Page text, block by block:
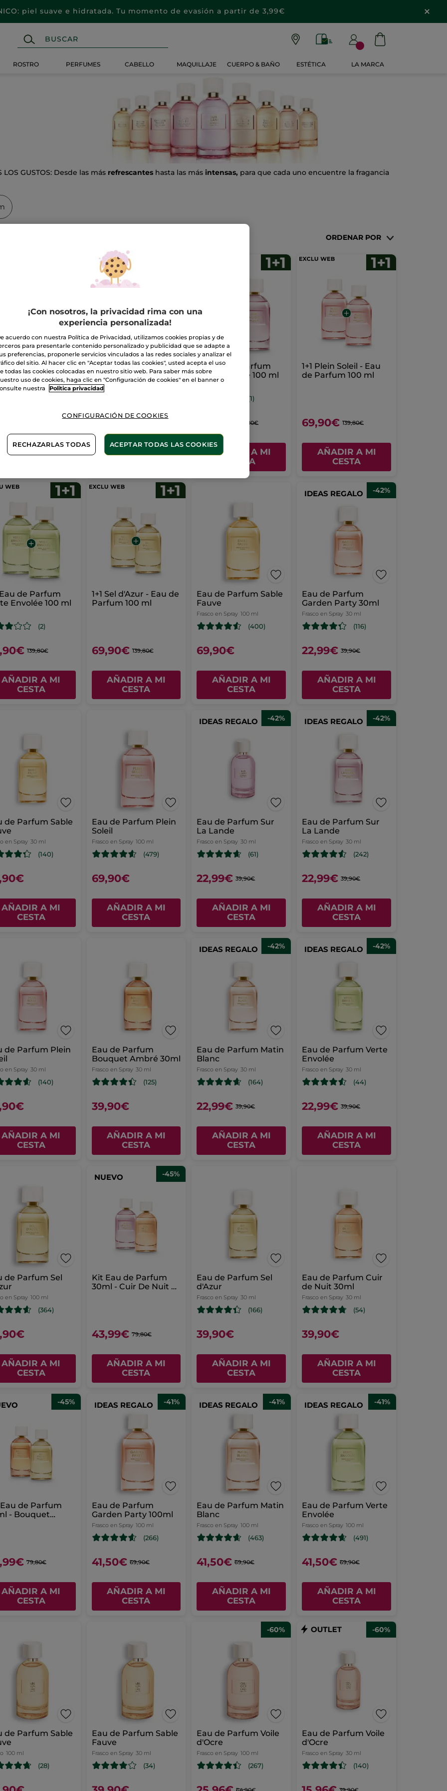
piel suave e hidratada. Tu momento de evasión a partir de 3,99€
ROSTRO PERFUMES CABELLO MAQUILLAJE CUERPO & BAÑO ESTÉTICA LA MARCA
LOS GUSTOS: Desde las más refrescantes hasta las más intensas, para que cada uno encuentre la fragancia
ORDENAR POR
de Parfum
Ambré
en Spray 100 ml
AÑADIR A MI
Eau de Parfum Cuir
de Nuit 100ml
Frasco en Spray
69,90€
AÑADIR A MI
1+1 Eau de Parfum
Sur La Lande 100 ml
(1)
139,80€
AÑADIR A MI
CESTA
1+1 Plein Soleil - Eau
de Parfum 100 ml
69,90€ 139,80€
AÑADIR A MI
CESTA
Eau de Parfum
Envolée 100 ml
(2)
139,80€
AÑADIR A MI
CESTA
1+1 Sel d'Azur - Eau de
Parfum 100 ml
69,90€ 139,80€
AÑADIR A MI
CESTA
Eau de Parfum Sable
Fauve
Frasco en Spray 100 ml
(400)
69,90€
AÑADIR A MI
CESTA
IDEAS REGALO -42%
Eau de Parfum
Garden Party 30ml
Frasco en Spray 30 ml
(116)
22,99€ 39,90€
AÑADIR A MI
CESTA
de Parfum Sable
en Spray 30 ml
(140)
AÑADIR A MI
CESTA
Eau de Parfum Plein
Soleil
Frasco en Spray 100 ml
(479)
69,90€
AÑADIR A MI
CESTA
IDEAS REGALO -42%
Eau de Parfum Sur
La Lande
Frasco en Spray 30 ml
(61)
22,99€ 39,90€
AÑADIR A MI
CESTA
IDEAS REGALO -42%
Eau de Parfum Sur
La Lande
Frasco en Spray 30 ml
(242)
22,99€ 39,90€
AÑADIR A MI
CESTA
de Parfum Plein
en Spray 30 ml
(140)
AÑADIR A MI
CESTA
Eau de Parfum
Bouquet Ambré 30ml
Frasco en Spray 30 ml
(125)
39,90€
AÑADIR A MI
CESTA
IDEAS REGALO -42%
Eau de Parfum Matin
Blanc
Frasco en Spray 30 ml
(164)
22,99€ 39,90€
AÑADIR A MI
CESTA
IDEAS REGALO -42%
Eau de Parfum Verte
Envolée
Frasco en Spray 30 ml
(44)
22,99€ 39,90€
AÑADIR A MI
CESTA
de Parfum Sel
en Spray 100 ml
(364)
AÑADIR A MI
CESTA
NUEVO -45%
Kit Eau de Parfum
30ml - Cuir De Nuit &
43,99€ 79,80€
AÑADIR A MI
CESTA
Eau de Parfum Sel
d'Azur
Frasco en Spray 30 ml
(166)
39,90€
AÑADIR A MI
CESTA
Eau de Parfum Cuir
de Nuit 30ml
Frasco en Spray 30 ml
(54)
39,90€
AÑADIR A MI
CESTA
-45%
de Parfum
- Bouquet
79,80€
AÑADIR A MI
CESTA
IDEAS REGALO -41%
Eau de Parfum
Garden Party 100ml
Frasco en Spray 100 ml
(266)
41,50€ 69,90€
AÑADIR A MI
CESTA
IDEAS REGALO -41%
Eau de Parfum Matin
Blanc
Frasco en Spray 100 ml
(463)
41,50€ 69,90€
AÑADIR A MI
CESTA
IDEAS REGALO -41%
Eau de Parfum Verte
Envolée
Frasco en Spray 100 ml
(491)
41,50€ 69,90€
AÑADIR A MI
CESTA
de Parfum Sable
100 ml
(28)
Eau de Parfum Sable
Fauve
Frasco en Spray 30 ml
(34)
-60%
Eau de Parfum Voile
d'Ocre
Frasco en Spray 100 ml
(267)
-60%
Eau de Parfum Voile
d'Ocre
Frasco en Spray 30 ml
(140)
¡Con nosotros, la privacidad rima con una
experiencia personalizada!
acuerdo con nuestra Política de Privacidad, utilizamos cookies propias y de
para presentarle contenido personalizado y publicidad que se adapte a
preferencias, proponerle servicios vinculados a las redes sociales y analizar el
del sitio. Al hacer clic en "Aceptar todas las cookies", usted acepta el uso
todas las cookies colocadas en nuestro sitio web. Para saber más sobre
uso de cookies, haga clic en "Configuración de cookies" en el banner o
nuestra
Politica privacidad
CONFIGURACIÓN DE COOKIES
RECHAZARLAS TODAS ACEPTAR TODAS LAS COOKIES